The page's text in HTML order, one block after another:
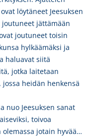
löytäneet Jeesuksen
joutuneet jättämään
joutuneet toisin
hylkäämäksi ja
haluavat siitä
jotka laitetaan
heidän henkensä
nuo Jeesuksen sanat
toivoa
jotain hyvää…